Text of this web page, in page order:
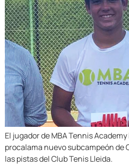
El jugador de MBA Tennis
procalama nuevo subcampeón de
las pistas del Club Tenis Lleida.